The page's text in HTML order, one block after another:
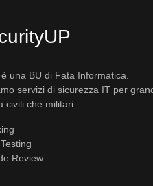
una BU di Fata Informatica.
servizi di sicurezza IT per
civili che militari.
Review